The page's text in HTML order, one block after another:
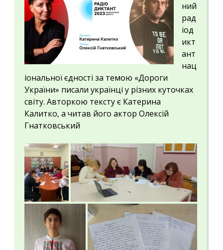
ний
рад
іод
икт
ант
нац
іональної єдності за темою «Дороги
України» писали українці у різних куточках
світу. Авторкою тексту є Катерина
Калитко, а читав його актор Олексій
Гнатковський